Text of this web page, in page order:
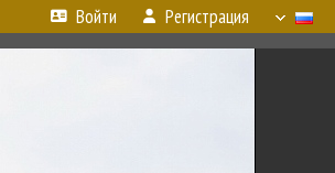
Войти Регистрация